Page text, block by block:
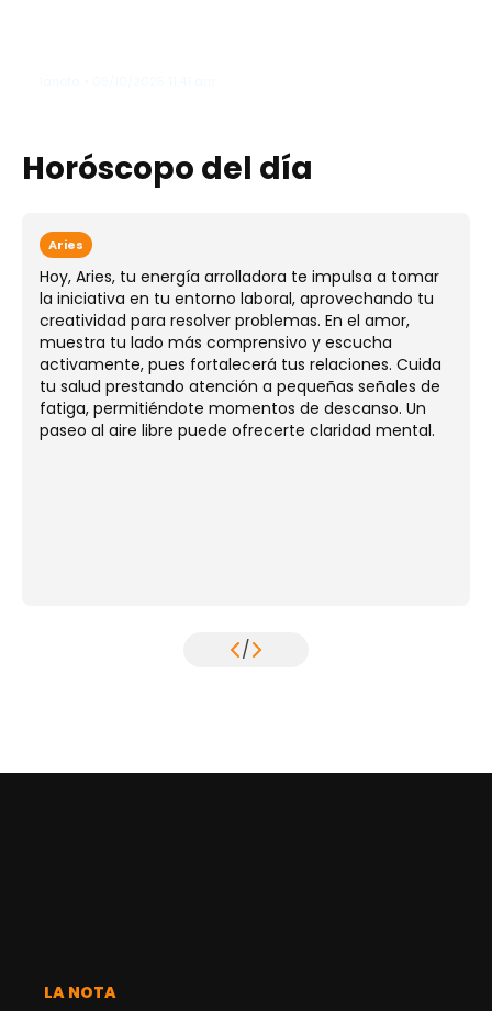
Horóscopo del día
Aries
Hoy, Aries, tu energía arrolladora te impulsa a tomar
la iniciativa en tu entorno laboral, aprovechando tu
creatividad para resolver problemas. En el amor,
muestra tu lado más comprensivo y escucha
activamente, pues fortalecerá tus relaciones. Cuida
tu salud prestando atención a pequeñas señales de
fatiga, permitiéndote momentos de descanso. Un
paseo al aire libre puede ofrecerte claridad mental.
/
LA NOTA